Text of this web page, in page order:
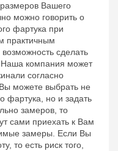
Вашего
можно говорить о
фартука при
практичным
сделать
Наша компания может
согласно
можете выбрать не
фартука, но и задать
замеров, то
сами приехать к Вам
замеры. Если Вы
то есть риск того,